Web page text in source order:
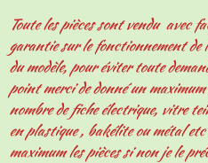
Toute les pièces sont vendu avec
garantie sur le fonctionnement de
du modèle, pour éviter toute
point merci de donné un
nombre de fiche électrique, vitre
en plastique , bakélite ou métal
maximum les pièces si non je le